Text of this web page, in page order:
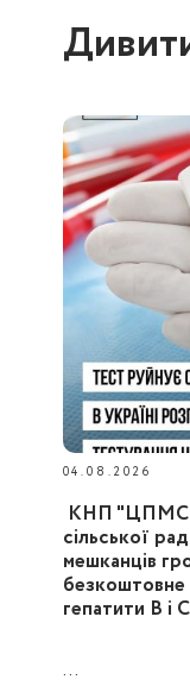
04.08.2026
КНП
сільської
мешканців
безкоштовне
гепатити B і
...